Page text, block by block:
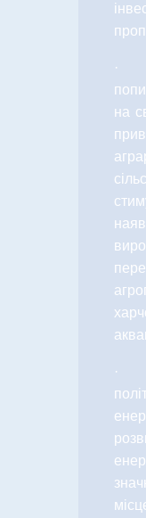
·
на
·